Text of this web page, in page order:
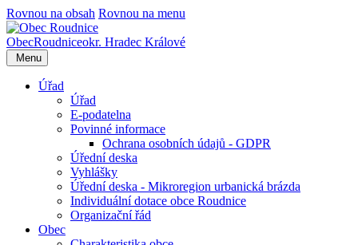
Rovnou na obsah Rovnou na menu
ObecRoudniceokr. Hradec Králové
Menu
Úřad
Úřad
E-podatelna
Povinné informace
Ochrana osobních údajů - GDPR
Úřední deska
Vyhlášky
Úřední deska - Mikroregion urbanická brázda
Individuální dotace obce Roudnice
Organizační řád
Obec